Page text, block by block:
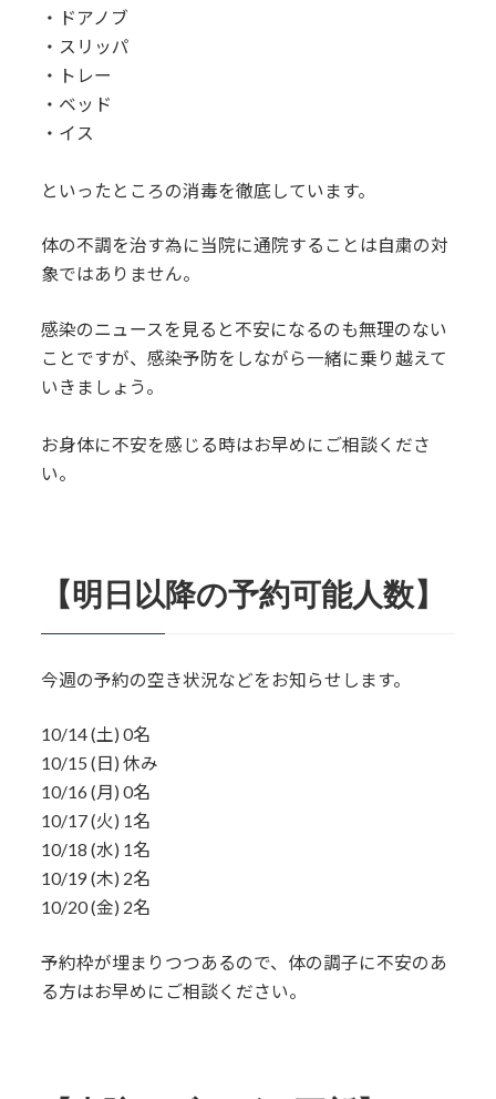
・ドアノブ
・スリッパ
・トレー
・ベッド
・イス
といったところの消毒を徹底しています。
体の不調を治す為に当院に通院することは自粛の対
象ではありません。
感染のニュースを見ると不安になるのも無理のない
ことですが、感染予防をしながら一緒に乗り越えて
いきましょう。
お身体に不安を感じる時はお早めにご相談くださ
い。
【明日以降の予約可能人数】
今週の予約の空き状況などをお知らせします。
10/14 (土) 0名
10/15 (日) 休み
10/16 (月) 0名
10/17 (火) 1名
10/18 (水) 1名
10/19 (木) 2名
10/20 (金) 2名
予約枠が埋まりつつあるので、体の調子に不安のあ
る方はお早めにご相談ください。